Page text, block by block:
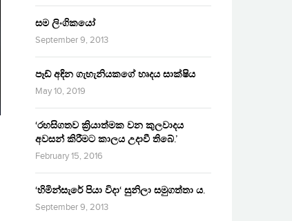
සම ලිංගිකයෝ
September 9, 2013
පෑඩ් අඳින ගැහැනියකගේ හෘදය සාක්ෂිය
May 10, 2019
‘රහසිගතව ක්‍රියාත්මක වන කුලවාදය
අවසන් කිරීමට කාලය උදාවී තිබේ.’
February 15, 2016
‘හිමින්සැරේ පියා විදා‘ සුනිලා සමුගත්තා ය.
September 9, 2013